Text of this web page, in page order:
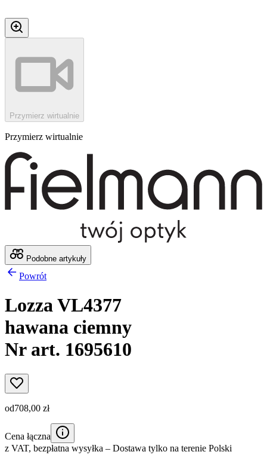
Przymierz wirtualnie
Przymierz wirtualnie
Podobne artykuły
Powrót
Lozza VL4377
hawana ciemny
Nr art. 1695610
od708,00 zł
Cena łączna
z VAT, bezpłatna wysyłka – Dostawa tylko na terenie Polski